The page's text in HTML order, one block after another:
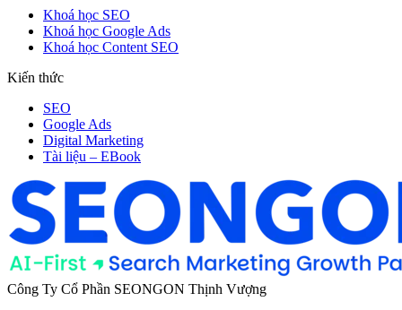
Khoá học SEO
Khoá học Google Ads
Khoá học Content SEO
Kiến thức
SEO
Google Ads
Digital Marketing
Tài liệu – EBook
Công Ty Cổ Phần SEONGON Thịnh Vượng